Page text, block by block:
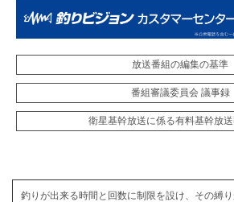
放送番組の編集の基準
番組審議委員会 議事録
衛星基幹放送に係る有料基幹放
釣りが出来る時間と回数に制限を設け、その縛